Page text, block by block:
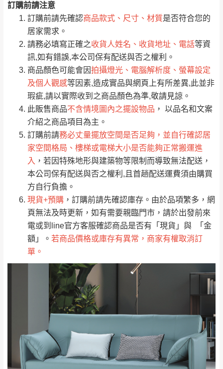
訂購前請注意
訂購前請先確認商品款式、尺寸、材質是否符合您的
居家需求。
請務必填寫正確之收貨人姓名、收貨地址、電話等資
訊,如有錯誤,本公司保有配送與否之權利。
商品顏色可能會因拍攝燈光、電腦解析度、螢幕設定
及個人觀感等因素,造成實品與網頁上有所差異,此並非
瑕疵,請以實際收到之商品顏色為準,敬請見諒。
此販售商品不含情境圖內之擺設物品 ， 以品名和文案
介紹之商品項目為主。
訂購前請務必丈量擺放空間是否足夠，並自行確認居
家空間格局、樓梯或電梯大小是否能夠正常搬運進
入 ，若因特殊地形與建築物等限制而導致無法配送，
本公司保有配送與否之權利,且首趟配送運費須由購買
方自行負擔。
現貨+預購 ，訂購前請先確認庫存。由於品項繁多，網
頁無法及時更新，如有需要親臨門市，請於出發前來
電或到line官方客服確認商品是否有「現貨」與 「金
額」。 若商品價格或庫存有異常，商家有權取消訂
單。
運 費 說 明
運送地區 運送費用
偏遠地區
（請先線上詢問 LINE
→@dershin ）
桃園
免 運
費
＊A108產品另收運費
復興鄉
新竹
峨眉鄉、五峰鄉、
橫山、北埔鄉、尖
石鄉、寶山鄉山
區、新埔山區、芎
里
台北 無
新北
來、平溪、九份、
石門、林口 下福
里、新店山區、三
林、福隆、淡水山
區、北投湖山路、
深坑山區
$ 9,000以上：免
注意事項：
由於品項繁多，網頁無法及時更新，如有需
要購買商品，請於出發前來電或到「官方
Line客服」來信確認商品是否有「現貨」與
「金額」。
若商品價格或庫存有異常，商家有權取消訂
單。部分網路商品恕無法更改原設計或客製，敬請
見諒！
接單後二日內(不含例假日)，我們客服會與您
電話聯絡或E-Mail通知確認訂單。
（線上客
服 LINE → @dershin）
下單前先詢問是否現貨 ，若未詢問下單後無
現貨我們客服會再來電或E-Mail與您聯絡
（洽詢方式請搜尋 Line ID → @dershin）
運送範圍：限定北至基隆，南至苗栗，偏遠
地區恕無法提供運送 (詳見運送規章)。
配送範圍：
苗栗至基隆；其它地區暫不開放，如因特殊
地型限制(山區、鄉、鎮、村)、樓梯太小、無
法搬運上樓等因素，導致無法配送，
本公司
保有出貨的權利。
保護物流人員的工作安全，賣家無提供吊掛
服務，若需以吊車或其他的吊掛方式吊運，
費用將由買方自行支付。
因大型傢俱有組裝、配送的問題，並非一般
0/5 (0)筆
全部 依評論高至低排列
依評論低至高排列 只顯示附上圖片
只顯示附上評論